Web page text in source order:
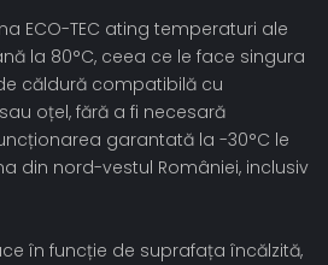
ECO-TEC ating temperaturi ale
la 80°C, ceea ce le face singura
căldură compatibilă cu
oțel, fără a fi necesară
garantată la -30°C le
din nord-vestul României, inclusiv
în funcție de suprafața încălzită,